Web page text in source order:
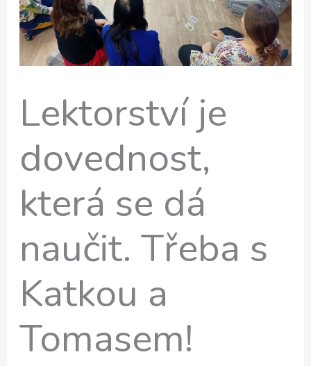
Lektorství je
dovednost,
která se dá
naučit. Třeba s
Katkou a
Tomasem!